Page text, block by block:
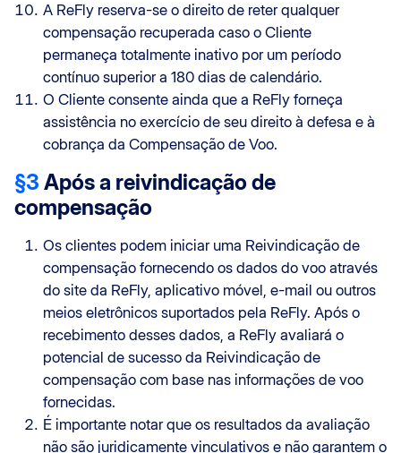
A ReFly reserva-se o direito de reter qualquer
compensação recuperada caso o Cliente
permaneça totalmente inativo por um período
contínuo superior a 180 dias de calendário.
O Cliente consente ainda que a ReFly forneça
assistência no exercício de seu direito à defesa e à
cobrança da Compensação de Voo.
§3 Após a reivindicação de
compensação
Os clientes podem iniciar uma Reivindicação de
compensação fornecendo os dados do voo através
do site da ReFly, aplicativo móvel, e-mail ou outros
meios eletrônicos suportados pela ReFly. Após o
recebimento desses dados, a ReFly avaliará o
potencial de sucesso da Reivindicação de
compensação com base nas informações de voo
fornecidas.
É importante notar que os resultados da avaliação
não são juridicamente vinculativos e não garantem o